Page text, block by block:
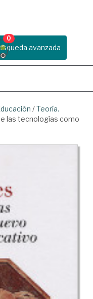
avanzada
0
/Teoría.
las tecnologías como